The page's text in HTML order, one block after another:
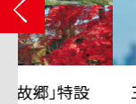
三井不動産